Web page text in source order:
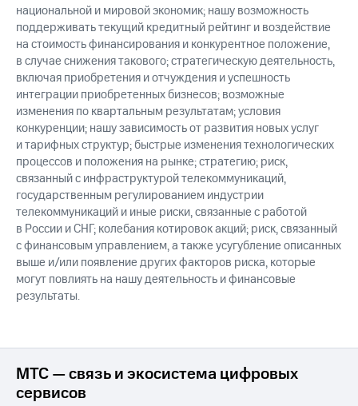
национальной и мировой экономик; нашу возможность
поддерживать текущий кредитный рейтинг и воздействие
на стоимость финансирования и конкурентное положение,
в случае снижения такового; стратегическую деятельность,
включая приобретения и отчуждения и успешность
интеграции приобретенных бизнесов; возможные
изменения по квартальным результатам; условия
конкуренции; нашу зависимость от развития новых услуг
и тарифных структур; быстрые изменения технологических
процессов и положения на рынке; стратегию; риск,
связанный с инфраструктурой телекоммуникаций,
государственным регулированием индустрии
телекоммуникаций и иные риски, связанные с работой
в России и СНГ; колебания котировок акций; риск, связанный
с финансовым управлением, а также усугубление описанных
выше и/или появление других факторов риска, которые
могут повлиять на нашу деятельность и финансовые
результаты.
МТС — связь и экосистема цифровых
сервисов